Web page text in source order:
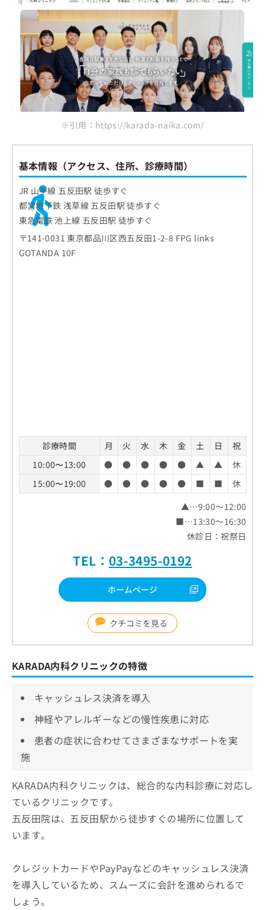
※引用：https://karada-naika.com/
基本情報（アクセス、住所、診療時間）
JR 山手線 五反田駅 徒歩すぐ
都営地下鉄 浅草線 五反田駅 徒歩すぐ
東急電鉄 池上線 五反田駅 徒歩すぐ
〒141-0031 東京都品川区西五反田1-2-8 FPG links
GOTANDA 10F
診療時間 月 火 水 木 金 土 日
祝
10:00〜13:00
● ● ● ● ● ▲ ▲
休
15:00〜19:00
● ● ● ● ● ■ ■
休
▲…9:00～12:00
■…13:30～16:30
休診日：祝祭日
TEL： 03-3495-0192
ホームページ
クチコミを見る
KARADA内科クリニックの特徴
キャッシュレス決済を導入
神経やアレルギーなどの慢性疾患に対応
患者の症状に合わせてさまざまなサポートを実
施
KARADA内科クリニックは、総合的な内科診療に対応し
ているクリニックです。
五反田院は、五反田駅から徒歩すぐの場所に位置して
います。
クレジットカードやPayPayなどのキャッシュレス決済
を導入しているため、スムーズに会計を進められるで
しょう。